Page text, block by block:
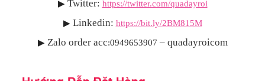
▶ Twitter: https://twitter.com/quadayroi
▶ Linkedin: https://bit.ly/2BM815M
▶ Zalo order acc:0949653907 – quadayroicom